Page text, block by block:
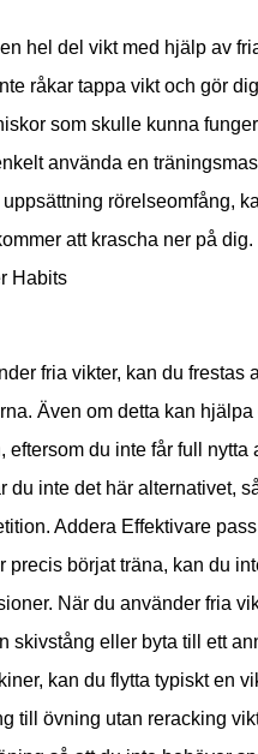
hel del vikt med hjälp av
råkar tappa vikt och gör
som skulle kunna
använda en
rörelseomfång,
att krascha ner på dig.
Habits
fria vikter, kan du
Även om detta kan
eftersom du inte får full
du inte det här alternativet,
Addera Effektivare pass
precis börjat träna, kan du
När du använder fria
skivstång eller byta till ett
kan du flytta typiskt en
till övning utan reracking